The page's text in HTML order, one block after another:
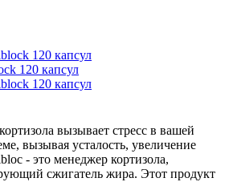
120 капсул
вызывает стресс в вашей
вызывая усталость, увеличение
- это менеджер кортизола,
сжигатель жира. Этот продукт